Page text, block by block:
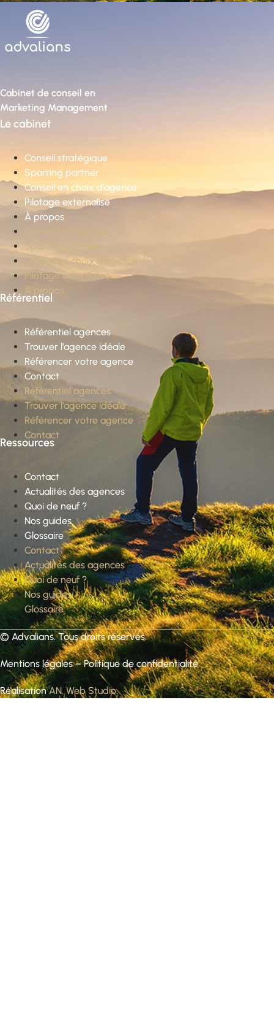
Cabinet de conseil en
Marketing Management
Le cabinet
Conseil stratégique
Sparring partner
Conseil en choix d’agence
Pilotage externalisé
À propos
Sparring partner
Conseil en choix d’agence
Pilotage externalisé
À propos
Référentiel
Référentiel agences
Trouver l’agence idéale
Référencer votre agence
Contact
Référentiel agences
Trouver l’agence idéale
Référencer votre agence
Contact
Ressources
Contact
Actualités des agences
Quoi de neuf ?
Nos guides
Glossaire
Contact
Actualités des agences
Quoi de neuf ?
Nos guides
Glossaire
© Advalians. Tous droits réservés.
Mentions légales–Politique de confidentialité
RéalisationAN. Web Studio.